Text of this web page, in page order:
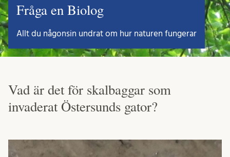
Fråga en Biolog
Allt du någonsin undrat om hur naturen fungerar
Vad är det för skalbaggar som
invaderat Östersunds gator?